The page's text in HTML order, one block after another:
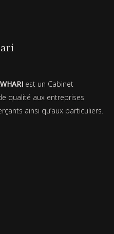
est un Cabinet
qualité aux entreprises
ainsi qu’aux particuliers.